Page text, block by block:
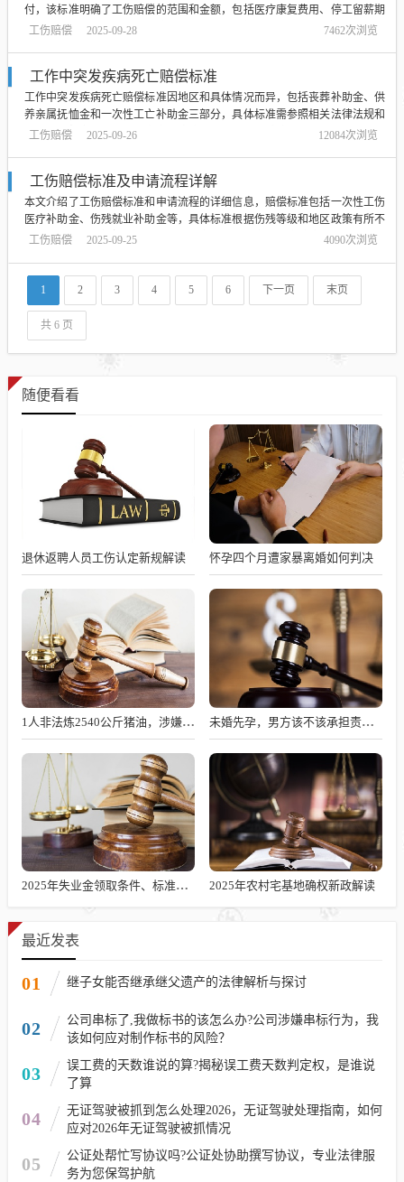
付，该标准明确了工伤赔偿的范围和金额，包括医疗康复费用、停工留薪期
待遇、伤残津贴等，此次更新旨在更好地保障劳动者的权益，提供更为公
工伤赔偿 2025-09-28 7462次浏览
工作中突发疾病死亡赔偿标准
工作中突发疾病死亡赔偿标准因地区和具体情况而异，包括丧葬补助金、供
养亲属抚恤金和一次性工亡补助金三部分，具体标准需参照相关法律法规和
当地政策规定，对于工作中突发疾病死亡的情况，赔偿标准应合理体现对逝
工伤赔偿 2025-09-26 12084次浏览
工伤赔偿标准及申请流程详解
本文介绍了工伤赔偿标准和申请流程的详细信息，赔偿标准包括一次性工伤
医疗补助金、伤残就业补助金等，具体标准根据伤残等级和地区政策有所不
同，申请流程包括报告工伤、工伤认定、工伤鉴定和协商赔偿等步骤，本文
工伤赔偿 2025-09-25 4090次浏览
1 2 3 4 5 6 下一页 末页
共 6 页
随便看看
退休返聘人员工伤认定新规解读 怀孕四个月遭家暴离婚如何判决
1人非法炼2540公斤猪油，涉嫌何罪？ 未婚先孕，男方该不该承担责任？
2025年失业金领取条件、标准及发放时长解析 2025年农村宅基地确权新政解读
最近发表
01 继子女能否继承继父遗产的法律解析与探讨
02
公司串标了,我做标书的该怎么办?公司涉嫌串标行为，我
该如何应对制作标书的风险？
03
误工费的天数谁说的算?揭秘误工费天数判定权，是谁说
了算
04
无证驾驶被抓到怎么处理2026，无证驾驶处理指南，如何
应对2026年无证驾驶被抓情况
05
公证处帮忙写协议吗?公证处协助撰写协议，专业法律服
务为您保驾护航